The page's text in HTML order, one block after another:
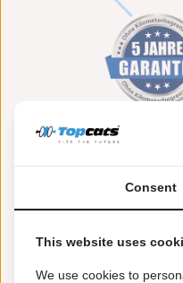
Consent
This website uses
We use cookies to